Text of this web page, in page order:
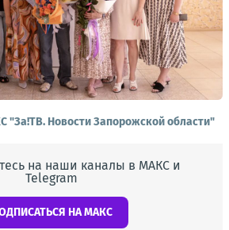
"Зa!ТВ. Новости Запорожской области"
на наши каналы в МАКС и
Telegram
НА МАКС